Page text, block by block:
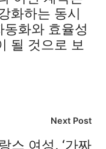
화하는 동시
화와 효율성
될 것으로 보
Next Post
스 여성, ‘가짜